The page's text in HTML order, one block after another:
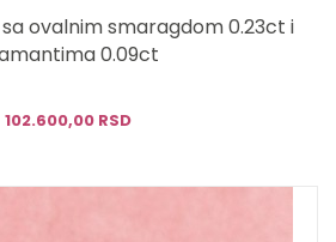
ovalnim smaragdom 0.23ct i
0.09ct
102.600,00 RSD